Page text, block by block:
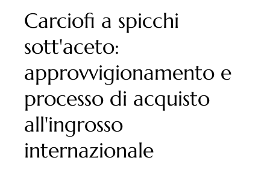
Carciofi a spicchi
sott'aceto:
approvvigionamento e
processo di acquisto
all'ingrosso
internazionale